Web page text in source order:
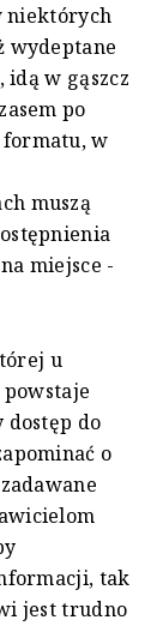
niektórych
wydeptane
idą w gąszcz
po
formatu, w
muszą
miejsce -
u
powstaje
dostęp do
o
tak
jest trudno